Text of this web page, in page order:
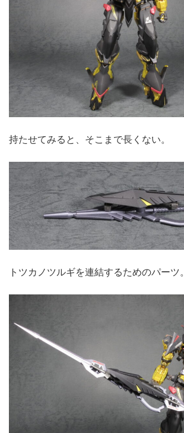
持たせてみると、そこまで長くない。
トツカノツルギを連結するためのパーツ。